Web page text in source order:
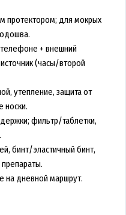
протектором; для мокрых
+ внешний
(часы/второй
утепление, защита от
носки.
фильтр/таблетки,
бинт/эластичный бинт,
дневной маршрут.